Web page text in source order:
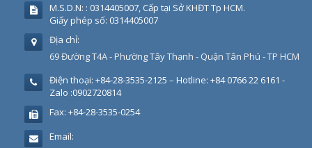
M.S.D.N: : 0314405007, Cấp tại Sở KHĐT Tp HCM.
Giấy phép số: 0314405007
Địa chỉ:
69 Đường T4A - Phường Tây Thạnh - Quận Tân Phú - TP HCM
Điện thoại: +84-28-3535-2125 – Hotline: +84 0766 22 6161 -
Zalo :0902720814
Fax: +84-28-3535-0254
Email: